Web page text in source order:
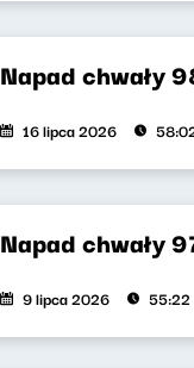
Napad chwały
16 lipca 2026
Napad chwały
9 lipca 2026 55:22